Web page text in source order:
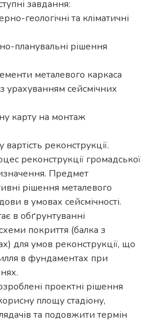
завдання:
геологічні та кліматичні
планувальні рішення
металевого каркаса
урахуванням сейсмічних
карту на монтаж
реконструкції.
реконструкції громадської
Предмет
рішення металевого
в умовах сейсмічності.
в обґрунтуванні
покриття (балка з
для умов реконструкції, що
в фундаментах при
проектні рішення
площу стадіону,
та подовжити термін